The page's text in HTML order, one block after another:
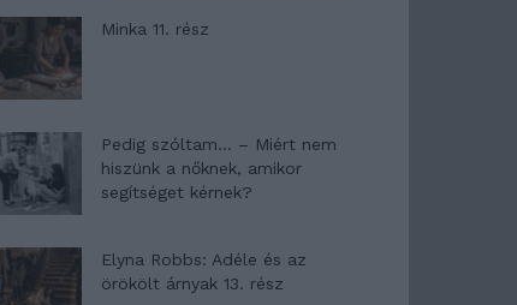
Minka 11. rész
Pedig szóltam… – Miért nem
hiszünk a nőknek, amikor
segítséget kérnek?
Elyna Robbs: Adéle és az
örökölt árnyak 13. rész